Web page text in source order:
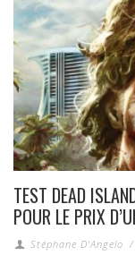
TEST DEAD
POUR LE PRIX
Stéphane D'Angelo /